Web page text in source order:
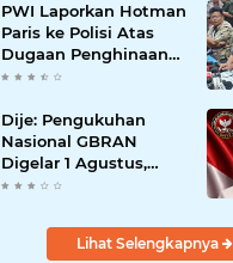
PWI Laporkan Hotman
Paris ke Polisi Atas
Dugaan Penghinaan
Profesi Wartawan
Dije: Pengukuhan
Nasional GBRAN
Digelar 1 Agustus,
Diikuti 38 DPD dan
Lihat Selengkapnya